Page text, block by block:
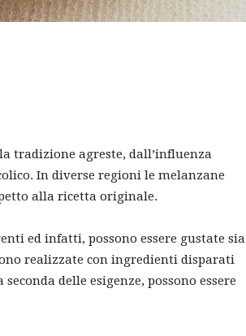
tradizione agreste, dall’influenza
In diverse regioni le melanzane
alla ricetta originale.
ed infatti, possono essere gustate sia
realizzate con ingredienti disparati
delle esigenze, possono essere